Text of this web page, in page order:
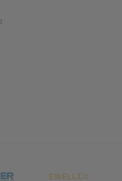
(öffnet in neuem Tab)(öffnet in